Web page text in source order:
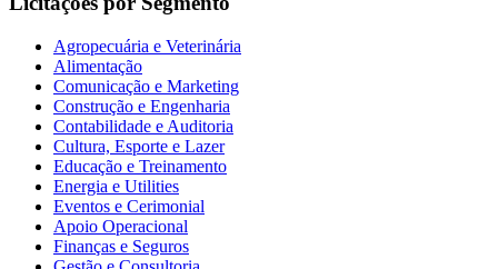
Agropecuária e Veterinária
Alimentação
Comunicação e Marketing
Construção e Engenharia
Contabilidade e Auditoria
Cultura, Esporte e Lazer
Educação e Treinamento
Energia e Utilities
Eventos e Cerimonial
Apoio Operacional
Finanças e Seguros